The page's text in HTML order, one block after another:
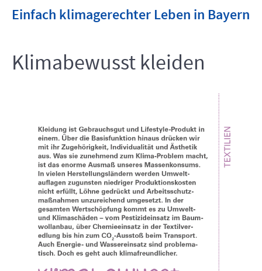
Einfach klimagerechter Leben in Bayern
Klimabewusst kleiden